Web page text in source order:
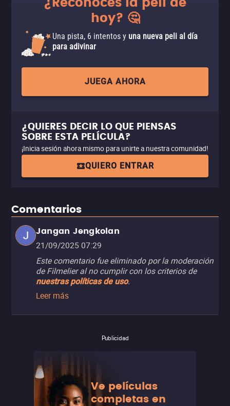
hoy? 🤔
Una pista, 6 intentos y una nueva peli al día
para adivinar
JUEGA AHORA
¿QUIERES DECIR LO QUE PIENSAS
SOBRE ESTA PELÍCULA?
¡Inicia sesión ahora mismo para unirte a nuestra comunidad!
QUIERO ENTRAR
Comentarios
Jangan Jengkolan
21/09/2025 07:29
Este comentario fue eliminado por la moderación
de Filmelier al no cumplir con los criterios de
nuestras políticas de uso.
Leer más
Publicidad
Ve películas
completas en